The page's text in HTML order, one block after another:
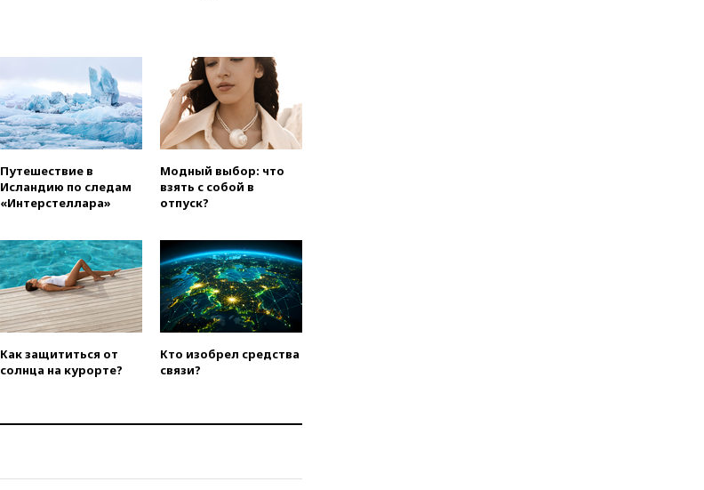
РЛС для Белгородской
области
вчера, 21:56The Atlantic: Маск
отказал Украине в
использовании Starlink для
вчера, 21:35После пожара на
складе в Брянске возбудили
вчера, 21:26Лидеры сборной
РФ по гимнастике получили
официальный отказ в визах от
Хорватии
вчера, 21:15Пентагон
опубликовал 16 новых видео с
НЛО
Путешествие в
Исландию по следам
«Интерстеллара»
Модный выбор: что
взять с собой в
отпуск?
Как защититься от
солнца на курорте?
Кто изобрел средства
связи?